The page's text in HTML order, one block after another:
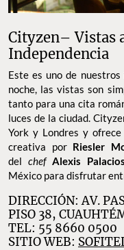
Cityzen– Vistas
Independencia
Este es uno de
noche, las vistas son
tanto para una cita
luces de la ciudad.
York y Londres y
creativa por Riesler
del chefAlexis Palacios
México para disfrutar
DIRECCIÓN: AV.
PISO 38,
TEL: 55 8660 0500
SITIO WEB: